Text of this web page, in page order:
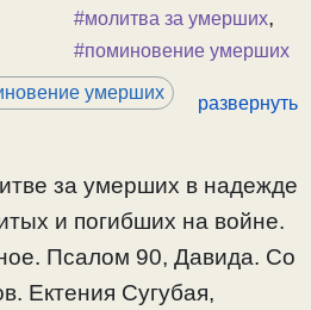
убитых и погибших
на войне. 14:55
Начало обычное.
Псалом 90, Давида.
Ектения Сугубая,
заупокойная. Кондак
«Со святыми
упокой» и Икос.
#молитва за умерших,
#поминовение умерших
умерших
развернуть
за умерших в надежде
и погибших на войне.
Псалом 90, Давида. Со
Ектения Сугубая,